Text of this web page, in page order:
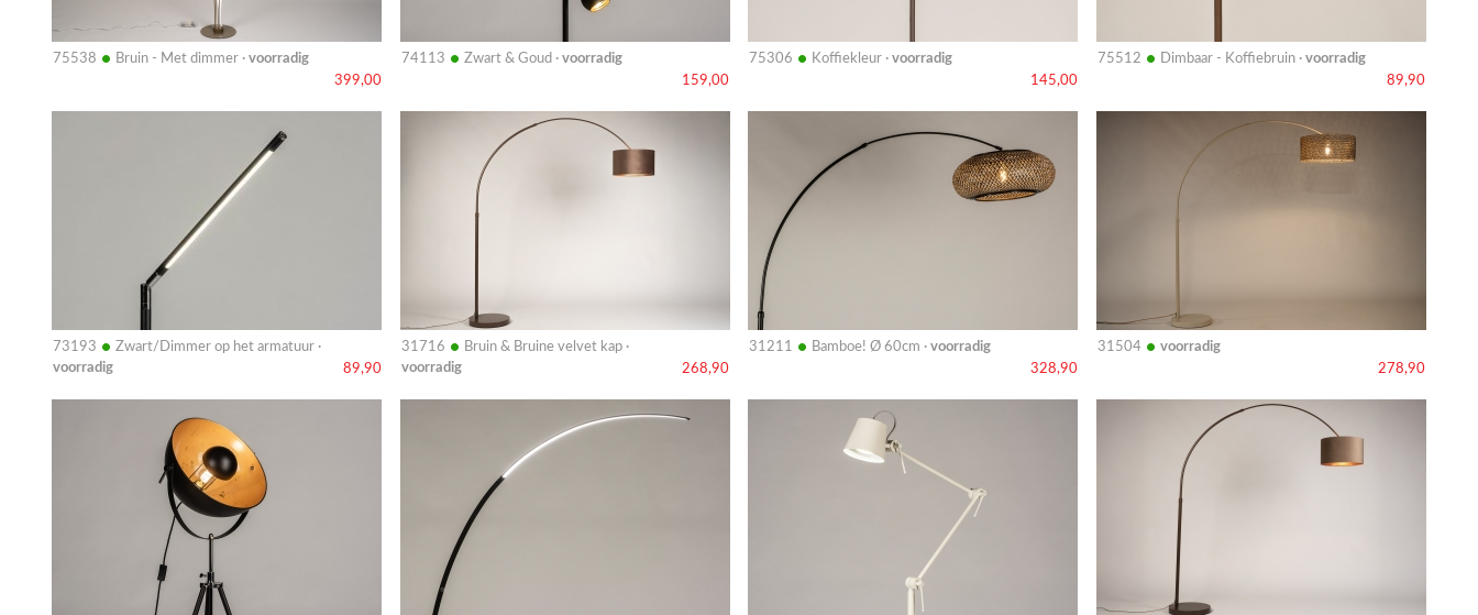
75538 • Bruin - Met dimmer · voorradig
399,00
74113 • Zwart & Goud · voorradig
159,00
75306 • Koffiekleur · voorradig
145,00
75512 • Dimbaar - Koffiebruin · voorradig
89,90
73193 • Zwart/Dimmer op het armatuur ·
voorradig
89,90
Bekijk
31716 • Bruin & Bruine velvet kap ·
voorradig
268,90
Bekijk
31211 • Bamboe! Ø 60cm · voorradig
328,90
Bekijk
31504 • voorradig
278,90
Bekijk
Bekijk
Bekijk
Bekijk
Bekijk